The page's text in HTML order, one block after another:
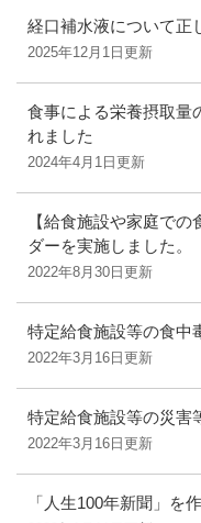
経口補水液について正
2025年12月1日更新
食事による栄養摂取量
れました
2024年4月1日更新
【給食施設や家庭で
ダーを実施しました。
2022年8月30日更新
特定給食施設等の食中
2022年3月16日更新
特定給食施設等の災害
2022年3月16日更新
「人生100年新聞」を